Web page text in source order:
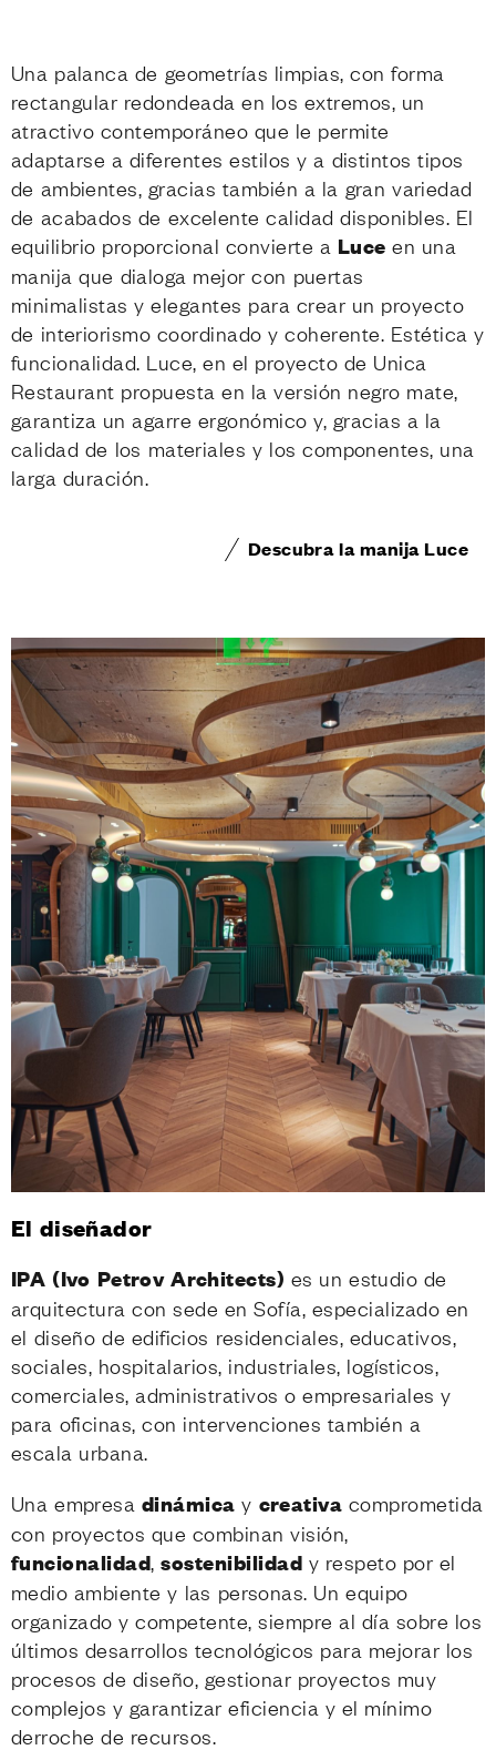
Una palanca de geometrías limpias, con forma
rectangular redondeada en los extremos, un
atractivo contemporáneo que le permite
adaptarse a diferentes estilos y a distintos tipos
de ambientes, gracias también a la gran variedad
de acabados de excelente calidad disponibles. El
equilibrio proporcional convierte a Luce en una
manija que dialoga mejor con puertas
minimalistas y elegantes para crear un proyecto
de interiorismo coordinado y coherente. Estética y
funcionalidad. Luce, en el proyecto de Unica
Restaurant propuesta en la versión negro mate,
garantiza un agarre ergonómico y, gracias a la
calidad de los materiales y los componentes, una
larga duración.
Descubra la manija Luce
El diseñador
IPA (Ivo Petrov Architects) es un estudio de
arquitectura con sede en Sofía, especializado en
el diseño de edificios residenciales, educativos,
sociales, hospitalarios, industriales, logísticos,
comerciales, administrativos o empresariales y
para oficinas, con intervenciones también a
escala urbana.
Una empresa dinámica y creativa comprometida
con proyectos que combinan visión,
funcionalidad ,sostenibilidad y respeto por el
medio ambiente y las personas. Un equipo
organizado y competente, siempre al día sobre los
últimos desarrollos tecnológicos para mejorar los
procesos de diseño, gestionar proyectos muy
complejos y garantizar eficiencia y el mínimo
derroche de recursos.